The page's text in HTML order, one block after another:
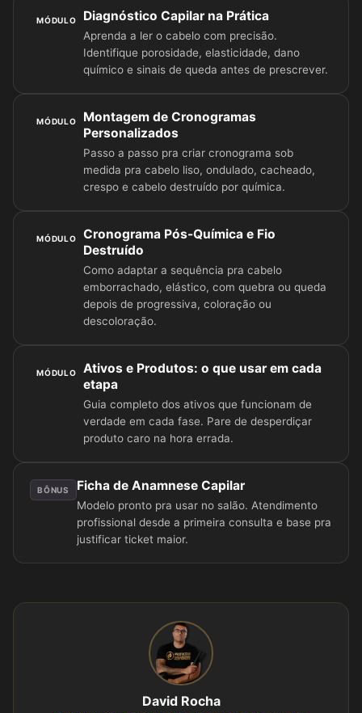
MÓDULO Diagnóstico Capilar na Prática
Aprenda a ler o cabelo com precisão.
Identifique porosidade, elasticidade, dano
químico e sinais de queda antes de prescrever.
MÓDULO
Montagem de Cronogramas
Personalizados
Passo a passo pra criar cronograma sob
medida pra cabelo liso, ondulado, cacheado,
crespo e cabelo destruído por química.
MÓDULO
Cronograma Pós-Química e Fio
Destruído
Como adaptar a sequência pra cabelo
emborrachado, elástico, com quebra ou queda
depois de progressiva, coloração ou
descoloração.
MÓDULO
Ativos e Produtos: o que usar em cada
etapa
Guia completo dos ativos que funcionam de
verdade em cada fase. Pare de desperdiçar
produto caro na hora errada.
BÔNUS Ficha de Anamnese Capilar
Modelo pronto pra usar no salão. Atendimento
profissional desde a primeira consulta e base pra
justificar ticket maior.
David Rocha